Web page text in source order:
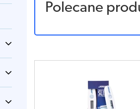
Polecane